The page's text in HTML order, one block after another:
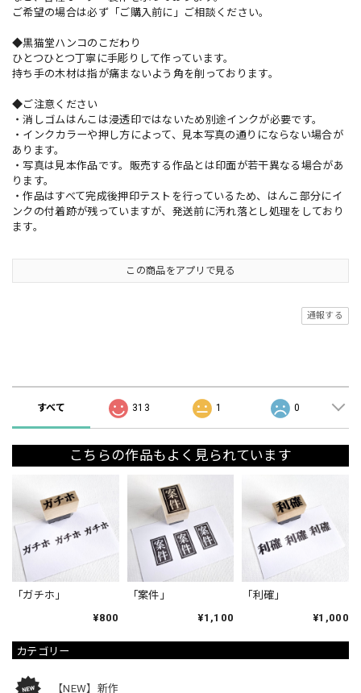
カテゴリー
【NEW】新作
ご希望の場合は必ず「ご購入前に」ご相談ください。
◆黒猫堂ハンコのこだわり
ひとつひとつ丁寧に手彫りして作っています。
持ち手の木材は指が痛まないよう角を削っております。
◆ご注意ください
・消しゴムはんこは浸透印ではないため別途インクが必要です。
・インクカラーや押し方によって、見本写真の通りにならない場合が
あります。
・写真は見本作品です。販売する作品とは印面が若干異なる場合があ
ります。
・作品はすべて完成後押印テストを行っているため、はんこ部分にイ
ンクの付着跡が残っていますが、発送前に汚れ落とし処理をしており
ます。
この商品をアプリで見る
通報する
すべて 313 1 0
こちらの作品もよく見られています
「ガチホ」
¥800
「案件」
¥1,100
「利確」
¥1,000